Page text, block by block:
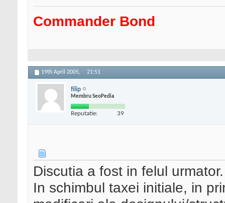
Commander Bond
19th April 2005, 21:51
filip
Membru SeoPedia
Reputatie: 39
Discutia a fost in felul urmator.
In schimbul taxei initiale, in